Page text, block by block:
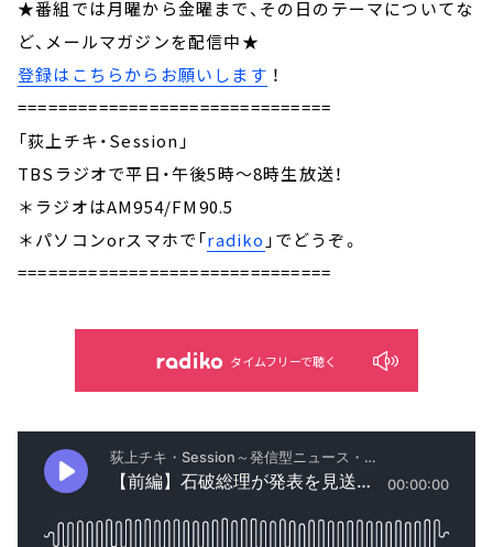
★番組では月曜から金曜まで、その日のテーマについてな
ど、メールマガジンを配信中★
登録はこちらからお願いします ！
===============================
「荻上チキ・Session」
TBSラジオで平日・午後5時～8時生放送！
＊ラジオはAM954/FM90.5
＊パソコンorスマホで「radiko 」でどうぞ。
===============================
タイムフリーで聴く